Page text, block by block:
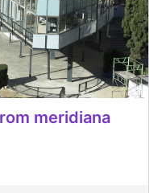
meridiana